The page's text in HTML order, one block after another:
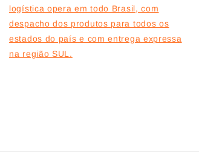
logística opera em todo Brasil, com
despacho dos produtos para todos os
estados do país e com entrega expressa
na região SUL.